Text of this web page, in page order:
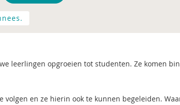
leerlingen opgroeien tot studenten. Ze komen
volgen en ze hierin ook te kunnen begeleiden.